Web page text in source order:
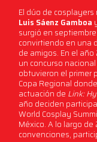
El dúo de cosplayers
Luis Sáenz Gamboa
surgió en
convirtiendo en una
de amigos. En el
un concurso
obtuvieron el primer
Copa Regional
actuación de Link:
año deciden
World Cosplay
México. A lo largo
convenciones,